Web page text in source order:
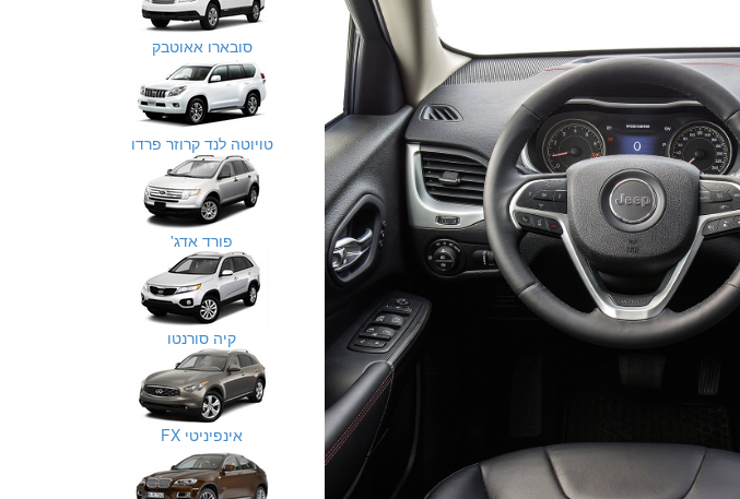
סובארו אאוטבק
טויוטה לנד קרוזר פרדו
פורד אדג'
קיה סורנטו
אינפיניטי FX